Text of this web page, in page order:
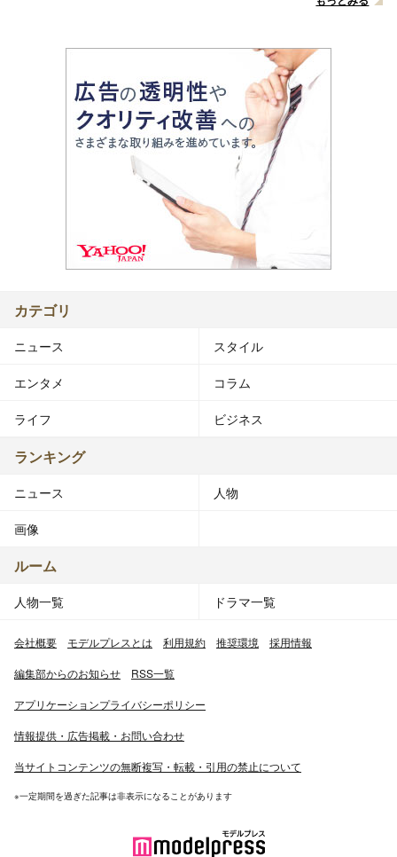
カテゴリ
ニュース スタイル
エンタメ コラム
ライフ ビジネス
ランキング
ニュース 人物
画像
ルーム
人物一覧 ドラマ一覧
会社概要 モデルプレスとは 利用規約 推奨環境 採用情報
編集部からのお知らせ RSS一覧
アプリケーションプライバシーポリシー
情報提供・広告掲載・お問い合わせ
当サイトコンテンツの無断複写・転載・引用の禁止について
※一定期間を過ぎた記事は非表示になることがあります